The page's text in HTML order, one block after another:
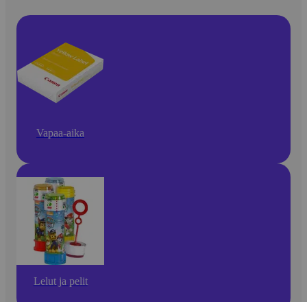
Vapaa-aika
Lelut ja pelit